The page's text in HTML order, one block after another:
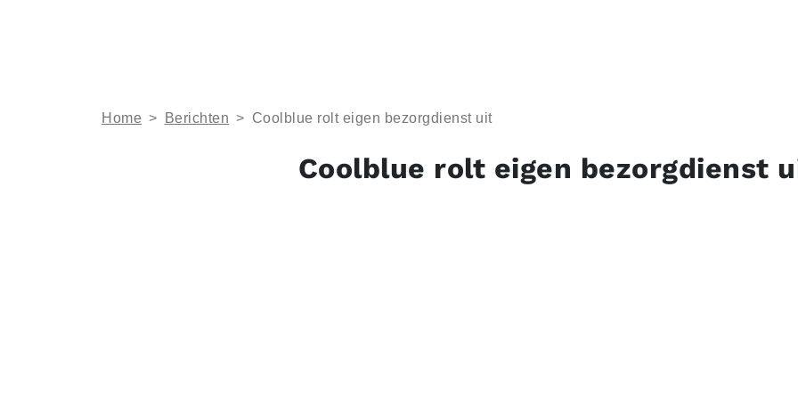
Home > Berichten > Coolblue rolt eigen bezorgdienst uit
Coolblue rolt eigen bezorgdienst